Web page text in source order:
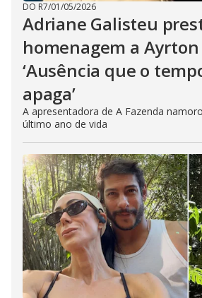
DO R7/01/05/2026
Adriane Galisteu
homenagem a Ayrton
‘Ausência que o
apaga’
A apresentadora de A Fazenda
último ano de vida